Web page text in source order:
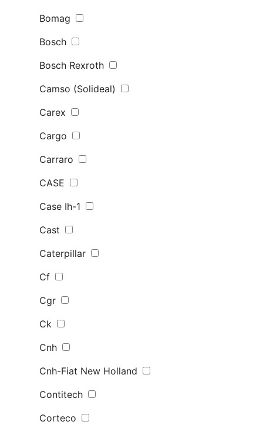
Bomag
Bosch
Bosch Rexroth
Camso (Solideal)
Carex
Cargo
Carraro
CASE
Case Ih-1
Cast
Caterpillar
Cf
Cgr
Ck
Cnh
Cnh-Fiat New Holland
Contitech
Corteco